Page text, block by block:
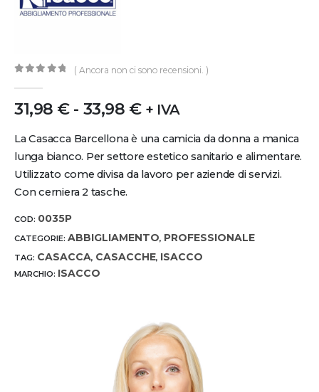
( Ancora non ci sono recensioni. )
31,98 € - 33,98 € + IVA
La Casacca Barcellona è una camicia da donna a manica
lunga bianco. Per settore estetico sanitario e alimentare.
Utilizzato come divisa da lavoro per aziende di servizi.
Con cerniera 2 tasche.
COD: 0035P
CATEGORIE: ABBIGLIAMENTO, PROFESSIONALE
TAG: CASACCA, CASACCHE, ISACCO
MARCHIO: ISACCO